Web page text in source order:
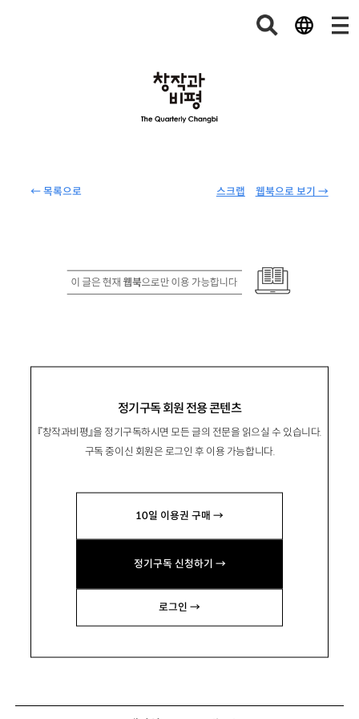
← 목록으로 웹북으로 보기 →
스크랩
정기구독 회원 전용 콘텐츠
『창작과비평』을 정기구독하시면 모든 글의 전문을 읽으실 수 있습니다.
구독 중이신 회원은 로그인 후 이용 가능합니다.
10일 이용권 구매 →
정기구독 신청하기 →
로그인 →